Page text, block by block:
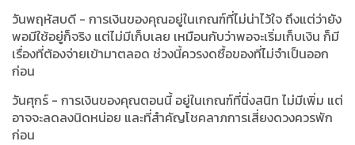
วันพฤหัสบดี - การเงินของคุณอยู่ในเกณฑ์ที่ไม่น่าไว้ใจ ถึงแต่ว่ายัง
พอมีใช้อยู่ก็จริง แต่ไม่มีเก็บเลย เหมือนกับว่าพอจะเริ่มเก็บเงิน ก็มี
เรื่องที่ต้องจ่ายเข้ามาตลอด ช่วงนี้ควรงดซื้อของที่ไม่จำเป็นออก
ก่อน
วันศุกร์ - การเงินของคุณตอนนี้ อยู่ในเกณฑ์ที่นิ่งสนิท ไม่มีเพิ่ม แต่
อาจจะลดลงนิดหน่อย และที่สำคัญโชคลาภการเสี่ยงดวงควรพัก
ก่อน